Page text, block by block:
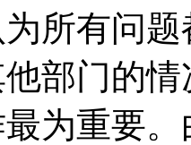
所有问
部门的
为重要